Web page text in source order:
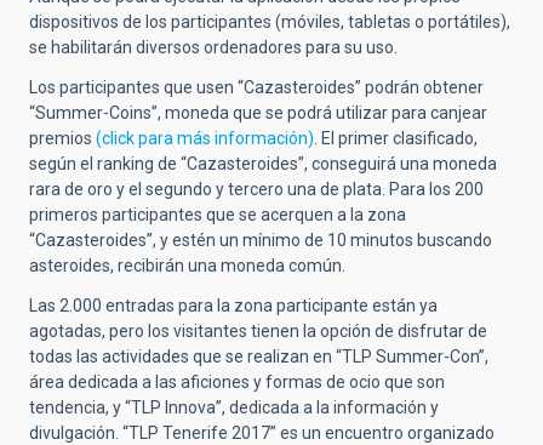
dispositivos de los participantes (móviles, tabletas o portátiles),
se habilitarán diversos ordenadores para su uso.
Los participantes que usen “Cazasteroides” podrán obtener
“Summer-Coins”, moneda que se podrá utilizar para canjear
premios (click para más información) . El primer clasificado,
según el ranking de “Cazasteroides”, conseguirá una moneda
rara de oro y el segundo y tercero una de plata. Para los 200
primeros participantes que se acerquen a la zona
“Cazasteroides”, y estén un mínimo de 10 minutos buscando
asteroides, recibirán una moneda común.
Las 2.000 entradas para la zona participante están ya
agotadas, pero los visitantes tienen la opción de disfrutar de
todas las actividades que se realizan en “TLP Summer-Con”,
área dedicada a las aficiones y formas de ocio que son
tendencia, y “TLP Innova”, dedicada a la información y
divulgación. “TLP Tenerife 2017” es un encuentro organizado